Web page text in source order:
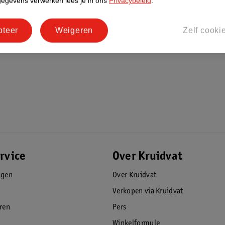
van nieuw zweet tegen door een
het beste aanbrengen voor het
formule kan reageren op de stoffen in je
fris blijft. Rexona is er in verschillendeOver Kruidvat
Over Kruidvat
Verkopen via Kruidvat
Pers
Zelf
Weigeren